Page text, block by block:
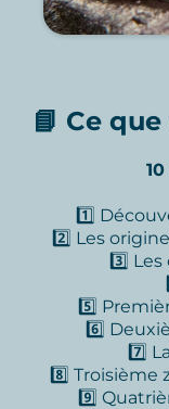
📘 Ce
1️⃣
2️⃣ Les
3️⃣
5️⃣
6️⃣
7️⃣
8️⃣ Troisième
9️⃣